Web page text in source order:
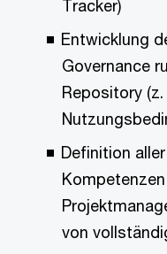
Tracker)
Entwicklung
Governance
Repository
Definition
von